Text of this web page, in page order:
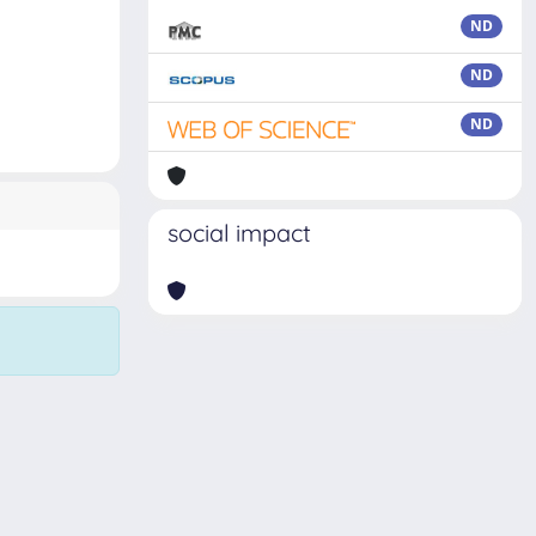
ND
ND
ND
social impact